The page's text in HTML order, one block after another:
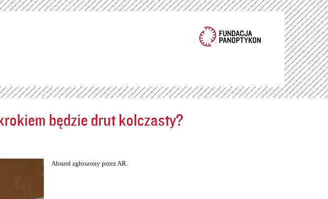
będzie drut kolczasty?
Absurd zgłoszony przez AR.